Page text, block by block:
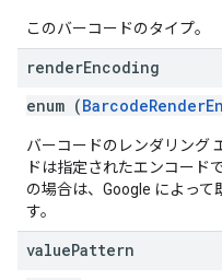
このバーコードのタイプ。
renderEncoding
enum (
バーコードのレンダリング
ドは指定されたエンコード
の場合は、Google によっ
す。
valuePattern